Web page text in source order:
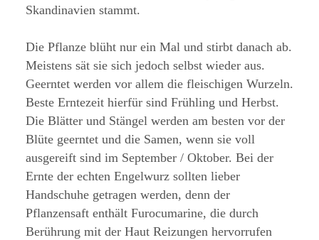
Skandinavien stammt.
Die Pflanze blüht nur ein Mal und stirbt danach ab.
Meistens sät sie sich jedoch selbst wieder aus.
Geerntet werden vor allem die fleischigen Wurzeln.
Beste Erntezeit hierfür sind Frühling und Herbst.
Die Blätter und Stängel werden am besten vor der
Blüte geerntet und die Samen, wenn sie voll
ausgereift sind im September / Oktober. Bei der
Ernte der echten Engelwurz sollten lieber
Handschuhe getragen werden, denn der
Pflanzensaft enthält Furocumarine, die durch
Berührung mit der Haut Reizungen hervorrufen